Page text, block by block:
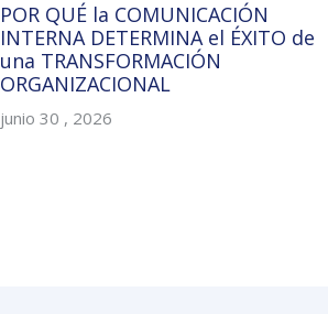
POR QUÉ la COMUNICACIÓN
INTERNA DETERMINA el ÉXITO de
una TRANSFORMACIÓN
ORGANIZACIONAL
junio 30 , 2026